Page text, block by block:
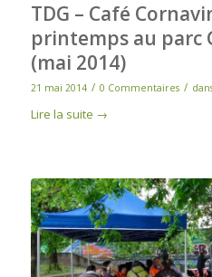
TDG – Café
printemps au parc
(mai 2014)
21 mai 2014 / 0 Commentaires /
Lire la suite →